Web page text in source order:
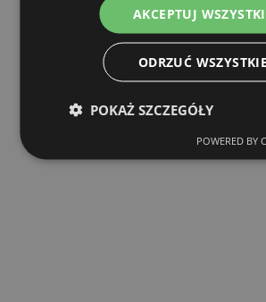
AKCEPTUJ
ODRZUĆ WSZYSTKIE
POKAŻ SZCZEGÓŁY
POWERED BY